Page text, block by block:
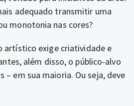
adequado transmitir uma
monotonia nas cores?
artístico exige criatividade e
além disso, o público-alvo
– em sua maioria. Ou seja, deve